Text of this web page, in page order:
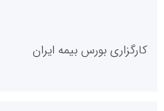
کارگزاری بورس بیمه ایران